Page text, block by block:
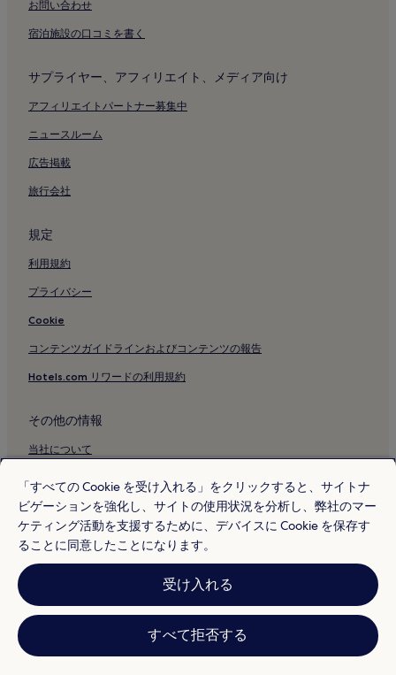
お問い合わせ
宿泊施設の口コミを書く
サプライヤー、アフィリエイト、メディア向け
アフィリエイトパートナー募集中
ニュースルーム
広告掲載
旅行会社
規定
利用規約
プライバシー
Cookie
コンテンツガイドラインおよびコンテンツの報告
Hotels.com リワードの利用規約
その他の情報
当社について
旅行ガイド
Hotels.com リワード
* 一部のホテルは、チェックイン日の 24 時間以上前までにキャンセルす
ることを条件としています。詳細はウェブサイトでご覧ください。
© 2026 Hotels.com, L.P., an Expedia Group company. All rights reserved.
Hotels.com および Hotels.com のロゴは、Hotels.com, L.P. の商標または
「すべての Cookie を受け入れる」をクリックすると、サイトナ
ビゲーションを強化し、サイトの使用状況を分析し、弊社のマー
ケティング活動を支援するために、デバイスに Cookie を保存す
ることに同意したことになります。
受け入れる
すべて拒否する